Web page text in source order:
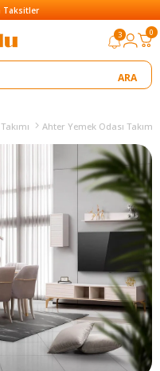
Taksitler
3 0
Ahter Yemek Odası Takımı